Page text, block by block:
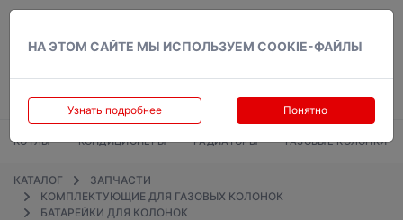
НА ЭТОМ САЙТЕ МЫ ИСПОЛЬЗУЕМ COOKIE-ФАЙЛЫ
Узнать подробнее Понятно
КОТЛЫ КОНДИЦИОНЕРЫ РАДИАТОРЫ ГАЗОВЫЕ КОЛОНКИ
КАТАЛОГ
ЗАПЧАСТИ
КОМПЛЕКТУЮЩИЕ ДЛЯ ГАЗОВЫХ КОЛОНОК
БАТАРЕЙКИ ДЛЯ КОЛОНОК